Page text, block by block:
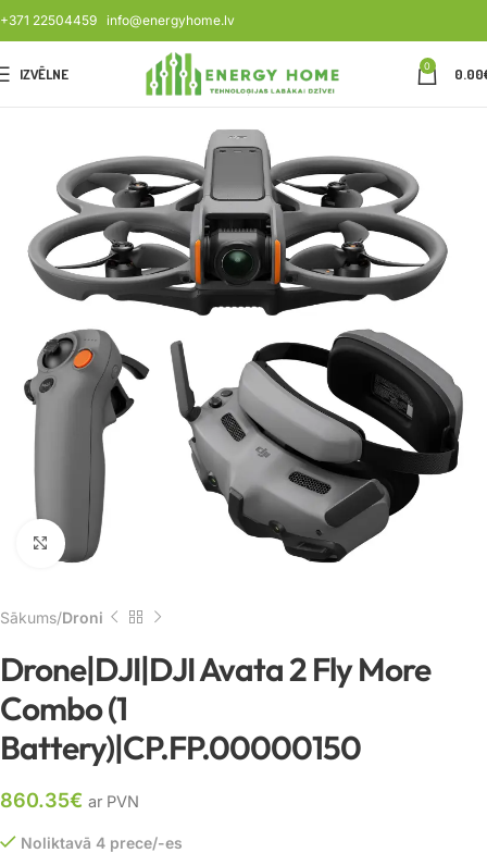
+371 22504459 info@energyhome.lv
IZVĒLNE 0 0.00
Noklikšķiniet, lai palielinātu
Sākums Droni
Drone|DJI|DJI Avata 2 Fly More
Combo (1
Battery)|CP.FP.00000150
860.35€ ar PVN
Noliktavā 4 prece/-es